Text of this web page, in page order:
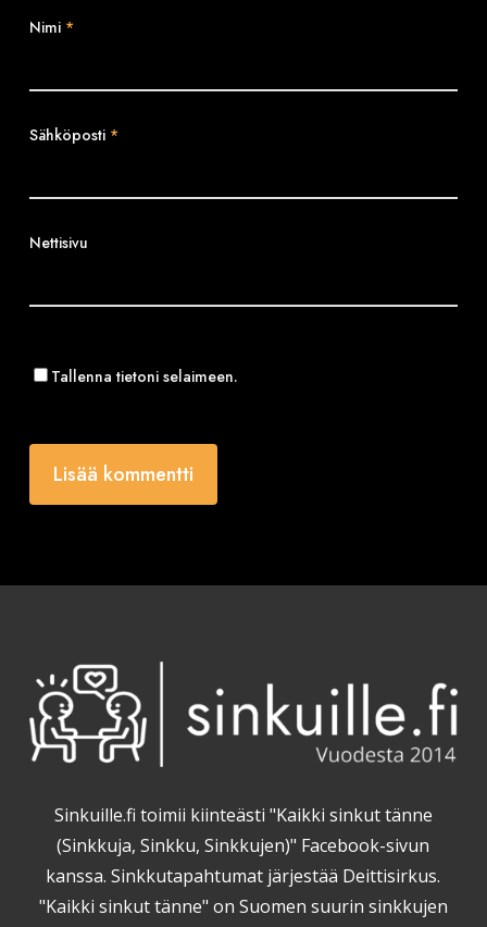
Nimi *
Sähköposti *
Nettisivu
Tallenna tietoni selaimeen.
Sinkuille.fi toimii kiinteästi "Kaikki sinkut tänne
(Sinkkuja, Sinkku, Sinkkujen)" Facebook-sivun
kanssa. Sinkkutapahtumat järjestää Deittisirkus.
"Kaikki sinkut tänne" on Suomen suurin sinkkujen